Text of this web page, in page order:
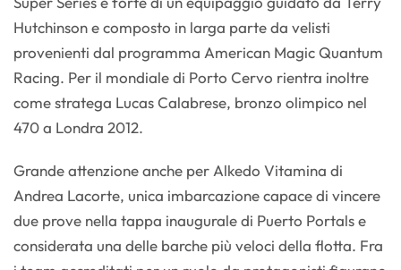
Hutchinson e composto in larga parte da velisti
provenienti dal programma American Magic Quantum
Racing. Per il mondiale di Porto Cervo rientra inoltre
come stratega Lucas Calabrese, bronzo olimpico nel
470 a Londra 2012.
Grande attenzione anche per Alkedo Vitamina di
Andrea Lacorte, unica imbarcazione capace di vincere
due prove nella tappa inaugurale di Puerto Portals e
considerata una delle barche più veloci della flotta. Fra